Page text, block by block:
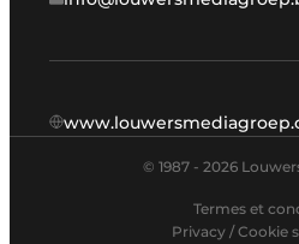
© 1987 - 2026
Termes et
Privacy / Cookie